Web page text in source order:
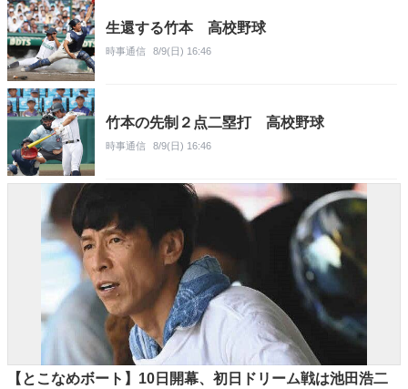
生還する竹本 高校野球
時事通信 8/9(日) 16:46
竹本の先制２点二塁打 高校野球
時事通信 8/9(日) 16:46
【とこなめボート】10日開幕、初日ドリーム戦は池田浩二